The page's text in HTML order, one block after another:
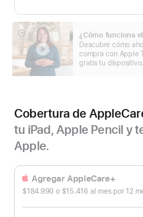
¿Cómo funciona
Descubre cómo
compra con Apple
gratis tu dispositivo.
Mostrar
más
Cobertura de
tu iPad, Apple Pencil y
Apple.
Agregar AppleCare+
$184.990 o $15.416 al mes Al
por 12
pie